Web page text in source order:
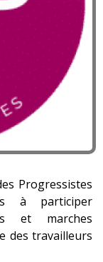
Progressistes
à participer
et marches
des travailleurs